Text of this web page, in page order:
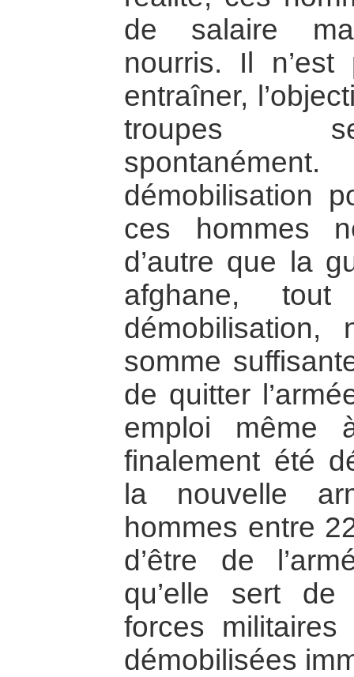
de salaire
nourris. Il
entraîner,
troupes
démobilisation
ces hommes
d’autre que la
afghane,
somme
de quitter
emploi
finalement été
la nouvelle
hommes entre
d’être de
qu’elle sert
forces
démobilisées